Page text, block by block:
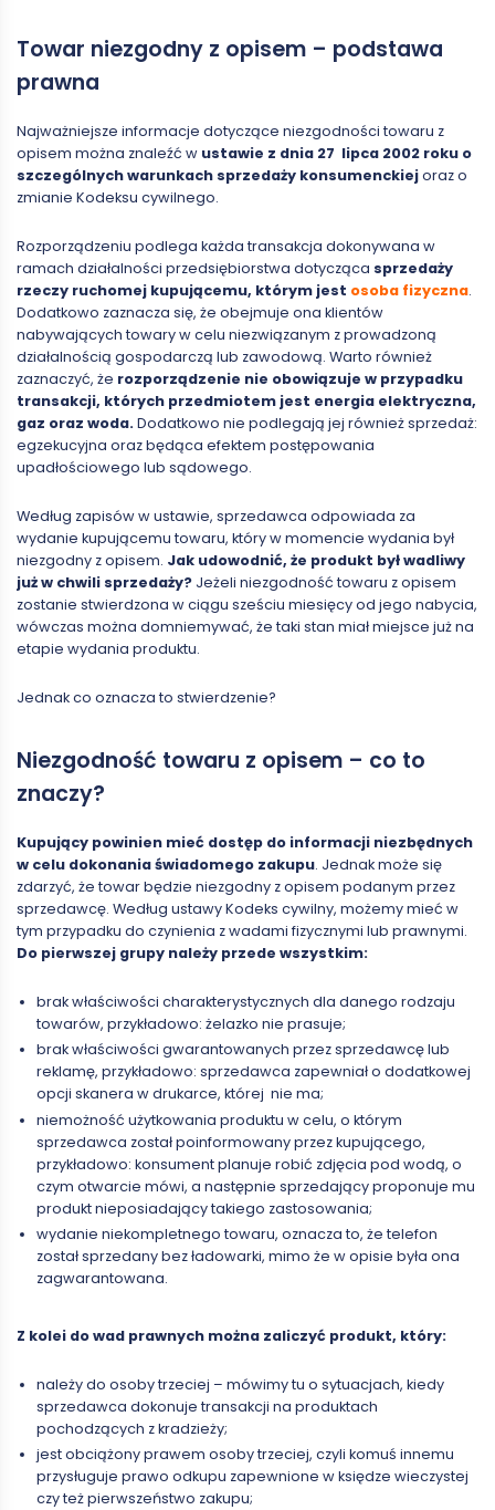
Towar niezgodny z opisem – podstawa
prawna
Najważniejsze informacje dotyczące niezgodności towaru z
opisem można znaleźć w ustawie z dnia 27 lipca 2002 roku o
szczególnych warunkach sprzedaży konsumenckiejoraz o
zmianie Kodeksu cywilnego.
Rozporządzeniu podlega każda transakcja dokonywana w
ramach działalności przedsiębiorstwa dotycząca sprzedaży
rzeczy ruchomej kupującemu, którym jest osoba fizyczna.
Dodatkowo zaznacza się, że obejmuje ona klientów
nabywających towary w celu niezwiązanym z prowadzoną
działalnością gospodarczą lub zawodową. Warto również
zaznaczyć, że rozporządzenie nie obowiązuje w przypadku
transakcji, których przedmiotem jest energia elektryczna,
gaz oraz woda.Dodatkowo nie podlegają jej również sprzedaż:
egzekucyjna oraz będąca efektem postępowania
upadłościowego lub sądowego.
Według zapisów w ustawie, sprzedawca odpowiada za
wydanie kupującemu towaru, który w momencie wydania był
niezgodny z opisem. Jak udowodnić, że produkt był wadliwy
już w chwili sprzedaży? Jeżeli niezgodność towaru z opisem
zostanie stwierdzona w ciągu sześciu miesięcy od jego nabycia,
wówczas można domniemywać, że taki stan miał miejsce już na
etapie wydania produktu.
Jednak co oznacza to stwierdzenie?
Niezgodność towaru z opisem – co to
znaczy?
Kupujący powinien mieć dostęp do informacji niezbędnych
w celu dokonania świadomego zakupu. Jednak może się
zdarzyć, że towar będzie niezgodny z opisem podanym przez
sprzedawcę. Według ustawy Kodeks cywilny, możemy mieć w
tym przypadku do czynienia z wadami fizycznymi lub prawnymi.
Do pierwszej grupy należy przede wszystkim:
brak właściwości charakterystycznych dla danego rodzaju
towarów, przykładowo: żelazko nie prasuje;
brak właściwości gwarantowanych przez sprzedawcę lub
reklamę, przykładowo: sprzedawca zapewniał o dodatkowej
opcji skanera w drukarce, której nie ma;
niemożność użytkowania produktu w celu, o którym
sprzedawca został poinformowany przez kupującego,
przykładowo: konsument planuje robić zdjęcia pod wodą, o
czym otwarcie mówi, a następnie sprzedający proponuje mu
produkt nieposiadający takiego zastosowania;
wydanie niekompletnego towaru, oznacza to, że telefon
został sprzedany bez ładowarki, mimo że w opisie była ona
zagwarantowana.
Z kolei do wad prawnych można zaliczyć produkt, który:
należy do osoby trzeciej – mówimy tu o sytuacjach, kiedy
sprzedawca dokonuje transakcji na produktach
pochodzących z kradzieży;
jest obciążony prawem osoby trzeciej, czyli komuś innemu
przysługuje prawo odkupu zapewnione w księdze wieczystej
czy też pierwszeństwo zakupu;